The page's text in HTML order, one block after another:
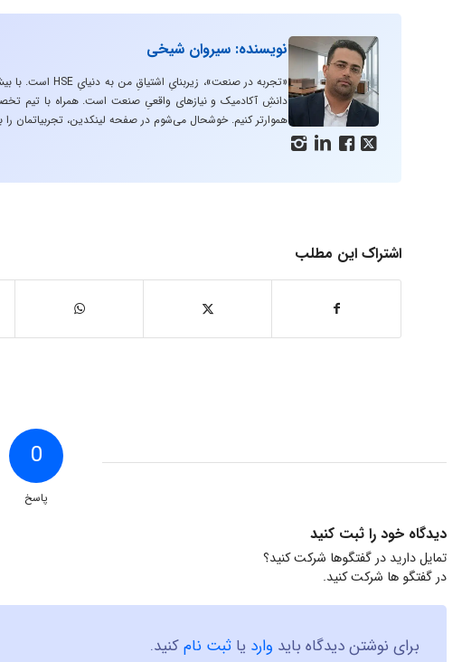
   
نویسنده: سیروان شیخی
دانشِ آکادمیک و نیازهای واقعیِ صنعت است. همراه با تیم
هموارتر کنیم. خوشحال می‌شوم در صفحه لینکدین، تجربیاتمان
اشتراک این مطلب
0
پاسخ
دیدگاه خود را ثبت کنید
تمایل دارید در گفتگوها شرکت کنید؟
در گفتگو ها شرکت کنید.
برای نوشتن دیدگاه باید وارد یا ثبت نامکنید.